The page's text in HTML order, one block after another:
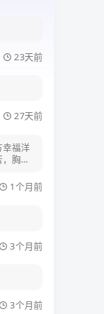
23天前
27天前
幸福洋
胸口
1个月前
3个月前
3个月前